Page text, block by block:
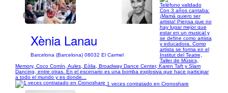
1/7
Xènia Lanau
Barcelona (Barcelona) 08032 El Carmel
Teléfono validado
Con 3 años cantaba:
¡Mamá quiero ser
artista! Piensa que no
hay lugar mejor que
estar en un musical y
se define como artista
y educadora. Como
artista se forma en el
Institut del Teatre,
Taller de Músics,
Memory, Coco Comín, Aules, Eòlia, Broadway Dance Center, Karen Taft y Slam
Dancing, entre otras. En el escenario es una bomba explosiva que hace participar
a todo el mundo y es donde...
1 veces contratado en Cronoshare